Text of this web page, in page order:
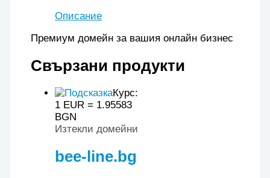
Описание
Премиум домейн за вашия онлайн бизнес
Свързани продукти
Курс:
1 EUR = 1.95583
BGN
Изтекли домейни
bee-line.bg